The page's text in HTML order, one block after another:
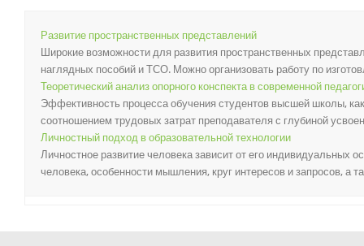
Развитие пространственных представлений
Широкие возможности для развития пространственных
наглядных пособий и ТСО. Можно организовать работу по
Теоретический анализ опорного конспекта в современной
Эффективность процесса обучения студентов высшей школы,
соотношением трудовых затрат преподавателя с глубиной
Личностный подход в образовательной технологии
Личностное развитие человека зависит от его индивидуальных
человека, особенности мышления, круг интересов и запросов, а